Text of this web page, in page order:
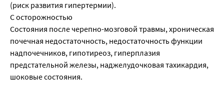
(риск развития гипертермии).
С осторожностью
Состояния после черепно-мозговой травмы, хроническая
почечная недостаточность, недостаточность функции
надпочечников, гипотиреоз, гиперплазия
предстательной железы, наджелудочковая тахикардия,
шоковые состояния.